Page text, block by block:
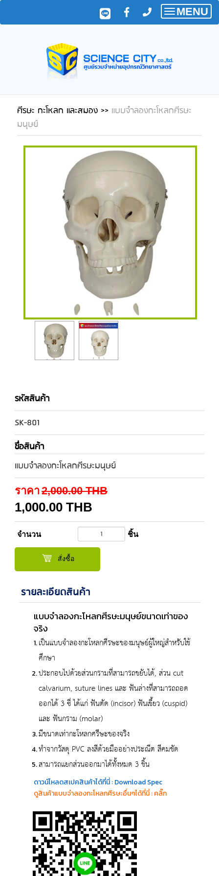
Toggle
MENU
ศีรษะ กะโหลก และสมอง>> แบบจำลองกะโหลกศีรษะ
มนุษย์
รหัสสินค้า
SK-801
ชื่อสินค้า
แบบจำลองกะโหลกศีรษะมนุษย์
ราคา2,000.00 THB
1,000.00 THB
จำนวน ชิ้น
สั่งซื้อ
รายละเอียดสินค้า
แบบจำลองกะโหลกศีรษะมนุษย์ขนาดเท่าของ
จริง
เป็นแบบจำลองกะโหลกศีรษะของมนุษย์ผู้ใหญ่สำหรับใช้
ศึกษา
ประกอบไปด้วยส่วนกรามที่สามารถขยับได้, ส่วน cut
calvarium, suture lines และ ฟันล่างที่สามารถถอด
ออกได้ 3 ซี่ ได้แก่ ฟันตัด (incisor) ฟันเขี้ยว (cuspid)
และ ฟันกราม (molar)
มีขนาดเท่ากะโหลกศรีษะของจริง
ทำจากวัสดุ PVC ลงสีด้วยมืออย่างประณีต สีคมชัด
สามารถแยกส่วนออกมาได้ทั้งหมด 3 ชิ้น
ดาวน์โหลดสเปคสินค้าได้ที่นี่ : Download Spec
ดูสินค้าแบบจำลองกะโหลกศีรษะอื่นๆได้ที่นี่ : คลิ๊ก